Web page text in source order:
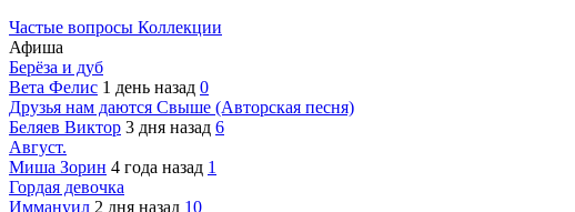
Частые вопросы Коллекции
Афиша
Берёза и дуб
Вета Фелис 1 день назад 0
Друзья нам даются Свыше (Авторская песня)
Беляев Виктор 3 дня назад 6
Август.
Миша Зорин 4 года назад 1
Гордая девочка
Иммануил 2 дня назад 10